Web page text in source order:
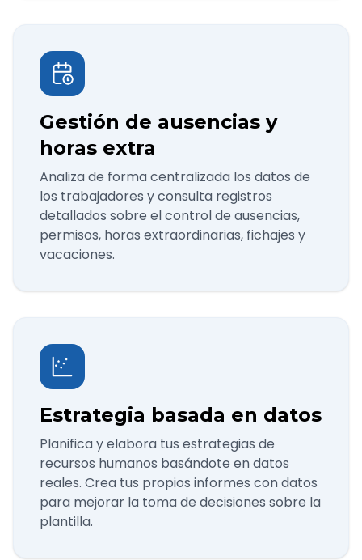
Gestión de ausencias y
horas extra
Analiza de forma centralizada los datos de
los trabajadores y consulta registros
detallados sobre el control de ausencias,
permisos, horas extraordinarias, fichajes y
vacaciones.
Estrategia basada en datos
Planifica y elabora tus estrategias de
recursos humanos basándote en datos
reales. Crea tus propios informes con datos
para mejorar la toma de decisiones sobre la
plantilla.